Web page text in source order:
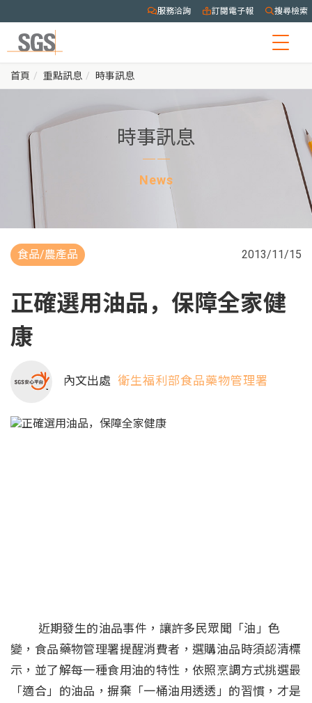
服務洽詢 訂閱電子報 搜尋檢索
首頁 重點訊息 時事訊息
時事訊息
News
食品/農產品 2013/11/15
正確選用油品，保障全家健
康
內文出處 衛生福利部食品藥物管理署
近期發生的油品事件，讓許多民眾聞「油」色
變，食品藥物管理署提醒消費者，選購油品時須認清標
示，並了解每一種食用油的特性，依照烹調方式挑選最
「適合」的油品，摒棄「一桶油用透透」的習慣，才是